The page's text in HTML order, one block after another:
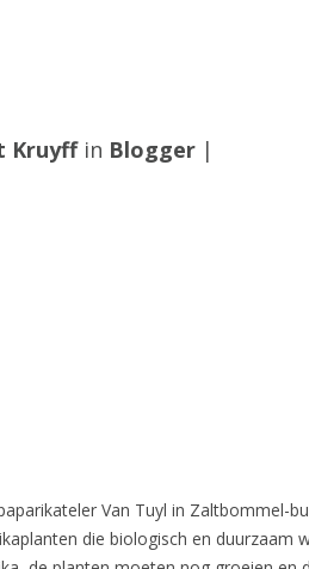
Kruyffin Blogger |
Van Tuyl in Zaltbommel-
die biologisch en duurzaam